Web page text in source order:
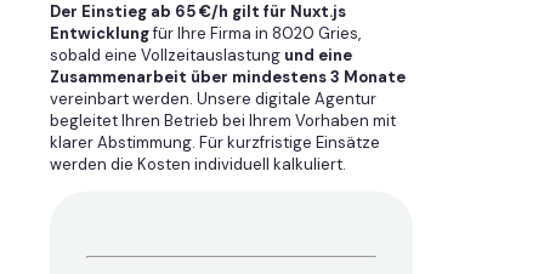
Der Einstieg ab 65 €/h gilt für Nuxt.js
Entwicklungfür Ihre Firma in 8020 Gries,
sobald eine Vollzeitauslastung und eine
Zusammenarbeit über mindestens 3 Monate
vereinbart werden. Unsere digitale Agentur
begleitet Ihren Betrieb bei Ihrem Vorhaben mit
klarer Abstimmung. Für kurzfristige Einsätze
werden die Kosten individuell kalkuliert.